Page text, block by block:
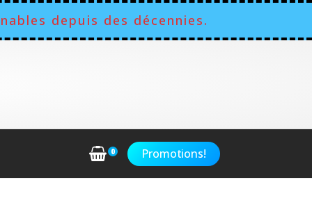
depuis des décennies.
0 Promotions!